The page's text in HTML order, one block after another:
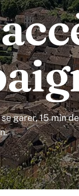
garer, 15 min